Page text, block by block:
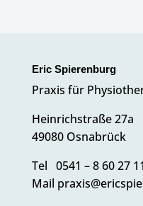
Eric Spie­ren­burg
Praxis für
Hein­rich­straße 27a
49080 Osnabrück
Tel 0541 – 8 60 27 11
Mail